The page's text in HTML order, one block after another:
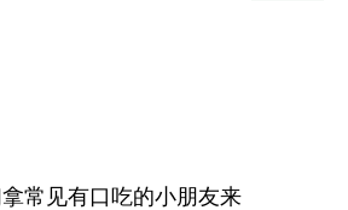
常见有口吃的小朋友来